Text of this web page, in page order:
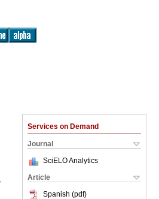
Services on Demand
Journal
SciELO Analytics
Article
Spanish (pdf)